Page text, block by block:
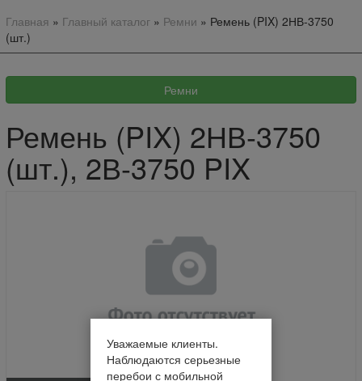
Главная » Главный каталог» Ремни » Ремень (PIX) 2НВ-3750
(шт.)
Ремень (PIX) 2НВ-3750
(шт.), 2В-3750 PIX
Уважаемые клиенты.
Наблюдаются серьезные
перебои с мобильной